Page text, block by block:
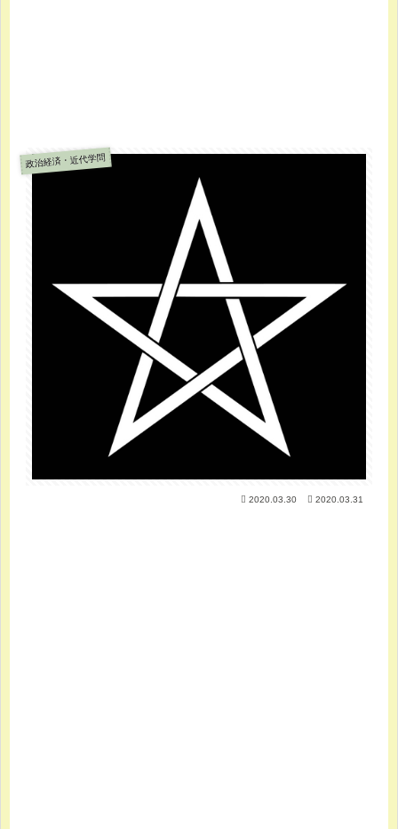
政治経済・近代学問
2020.03.30 2020.03.31